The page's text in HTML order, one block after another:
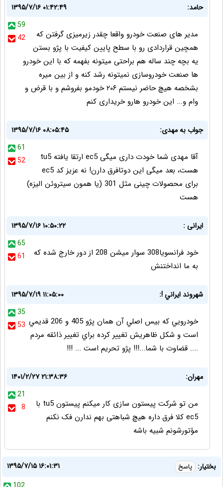
حامد:
۱۳۹۵/۷/۱۶ ۰۱:۴۲:۴۹
59
42
مدیر های صنعت خودرو واقعا چقدر زیرمیزی گرفتن که
همچین قراردادی رو با سطح پایین کیفیت با پژو بستن
یه بچه چند ساله هم براحتی میتونه بفهمه که با این خودرو
ها صنعت خودروسازی نمیتونه رشد کنه و از بین میره
بشخصه هیچ حاضر نیستم ۲۰۶ خودمو بفروشم و با قرض و
وام و... این خودرو هارو خریداری کنم
جواب به مهدی:
۱۳۹۵/۷/۱۶ ۰۸:۰۵:۴۵
61
52
آقا مهدی شما خودت داری میگی ec5 ارتقا یافته tu5
هست، بعد میگی این دوتافرق دارن! نه عزیز کد ec5
برای محصولات چینی مثل 301 (یا همون سیتروئن الیزه)
هست
ایرانی :
۱۳۹۵/۷/۱۶ ۱۰:۵۰:۲۲
65
61
خود فرانسویا308 سوار میشن 208 از دور خارج شده که
به ما انداختنش
شهروند ايراني !:
۱۳۹۵/۷/۱۹ ۱۱:۰۵:۰۰
35
53 خودرويي كه بيس اصلي آن همان پژو 405 و 206 قديمي
است و شكل ظاهريش تغيير كرده براي تغيير ذائقه مردم
.... قضاوت با شما...!!! پژو تحريم است ... !!!
مهران:
۱۴۰۱/۲/۲۷ ۲۱:۳۸:۳۶
21
8
من تو شرکت پیستون سازی کار میکنم پیستون tu5 با
ec5 کلا فرق داره هیچ شباهتی بهم ندارن فک نکنم
مؤتورشونم شبیه باشه
بختیار: پاسخ
۱۳۹۵/۷/۱۵ ۱۶:۰۱:۳۱